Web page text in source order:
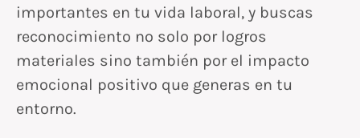
importantes en tu vida laboral, y buscas
reconocimiento no solo por logros
materiales sino también por el impacto
emocional positivo que generas en tu
entorno.